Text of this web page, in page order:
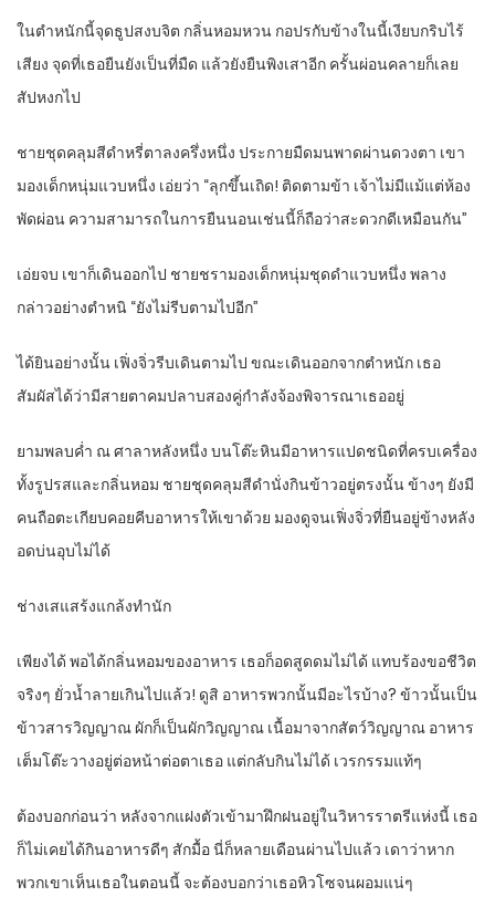
ในตำหนักนี้จุดธูปสงบจิต กลิ่นหอมหวน กอปรกับข้างในนี้เงียบกริบไร้
เสียง จุดที่เธอยืนยังเป็นที่มืด แล้วยังยืนพิงเสาอีก ครั้นผ่อนคลายก็เลย
สัปหงกไป
ชายชุดคลุมสีดำหรี่ตาลงครึ่งหนึ่ง ประกายมืดมนพาดผ่านดวงตา เขา
มองเด็กหนุ่มแวบหนึ่ง เอ่ยว่า “ลุกขึ้นเถิด! ติดตามข้า เจ้าไม่มีแม้แต่ห้อง
พัดผ่อน ความสามารถในการยืนนอนเช่นนี้ก็ถือว่าสะดวกดีเหมือนกัน”
เอ่ยจบ เขาก็เดินออกไป ชายชรามองเด็กหนุ่มชุดดำแวบหนึ่ง พลาง
กล่าวอย่างตำหนิ “ยังไม่รีบตามไปอีก”
ได้ยินอย่างนั้น เฟิ่งจิ่วรีบเดินตามไป ขณะเดินออกจากตำหนัก เธอ
สัมผัสได้ว่ามีสายตาคมปลาบสองคู่กำลังจ้องพิจารณาเธออยู่
ยามพลบค่ำ ณ ศาลาหลังหนึ่ง บนโต๊ะหินมีอาหารแปดชนิดที่ครบเครื่อง
ทั้งรูปรสและกลิ่นหอม ชายชุดคลุมสีดำนั่งกินข้าวอยู่ตรงนั้น ข้างๆ ยังมี
คนถือตะเกียบคอยคีบอาหารให้เขาด้วย มองดูจนเฟิ่งจิ่วที่ยืนอยู่ข้างหลัง
อดบ่นอุบไม่ได้
ช่างเสแสร้งแกล้งทำนัก
เพียงได้ พอได้กลิ่นหอมของอาหาร เธอก็อดสูดดมไม่ได้ แทบร้องขอชีวิต
จริงๆ ยั่วน้ำลายเกินไปแล้ว! ดูสิ อาหารพวกนั้นมีอะไรบ้าง? ข้าวนั้นเป็น
ข้าวสารวิญญาณ ผักก็เป็นผักวิญญาณ เนื้อมาจากสัตว์วิญญาณ อาหาร
เต็มโต๊ะวางอยู่ต่อหน้าต่อตาเธอ แต่กลับกินไม่ได้ เวรกรรมแท้ๆ
ต้องบอกก่อนว่า หลังจากแฝงตัวเข้ามาฝึกฝนอยู่ในวิหารราตรีแห่งนี้ เธอ
ก็ไม่เคยได้กินอาหารดีๆ สักมื้อ นี่ก็หลายเดือนผ่านไปแล้ว เดาว่าหาก
พวกเขาเห็นเธอในตอนนี้ จะต้องบอกว่าเธอหิวโซจนผอมแน่ๆ